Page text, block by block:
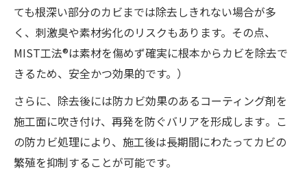
ても根深い部分のカビまでは除去しきれない場合が多
く、刺激臭や素材劣化のリスクもあります。その点、
MIST工法®は素材を傷めず確実に根本からカビを除去で
きるため、安全かつ効果的です。）
さらに、除去後には防カビ効果のあるコーティング剤を
施工面に吹き付け、再発を防ぐバリアを形成します​。こ
の防カビ処理により、施工後は長期間にわたってカビの
繁殖を抑制することが可能です。